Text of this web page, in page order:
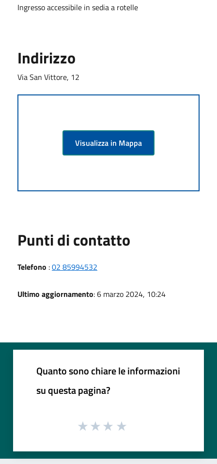
Ingresso accessibile in sedia a rotelle
Indirizzo
Via San Vittore, 12
Visualizza in Mappa
Punti di contatto
Telefono :02 85994532
Ultimo aggiornamento: 6 marzo 2024, 10:24
Quanto sono chiare le informazioni
su questa pagina?